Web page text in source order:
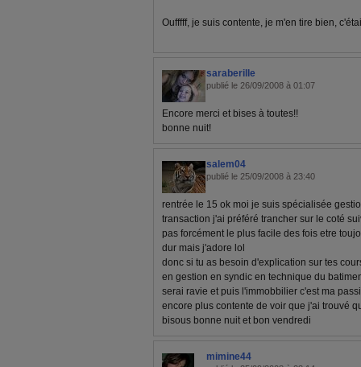
Oufffff, je suis contente, je m'en tire bien,
saraberille
publié le 26/09/2008 à 01:07
Encore merci et bises à toutes!!
bonne nuit!
salem04
publié le 25/09/2008 à 23:40
rentrée le 15 ok moi je suis spécialisée
transaction j'ai préféré trancher sur le coté
pas forcément le plus facile des fois etre
dur mais j'adore lol
donc si tu as besoin d'explication sur tes
en gestion en syndic en technique du
serai ravie et puis l'immobbilier c'est ma
encore plus contente de voir que j'ai trouvé
bisous bonne nuit et bon vendredi
mimine44